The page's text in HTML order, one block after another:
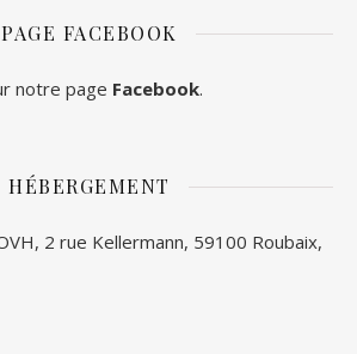
PAGE FACEBOOK
notre page Facebook.
HÉBERGEMENT
2 rue Kellermann, 59100 Roubaix,